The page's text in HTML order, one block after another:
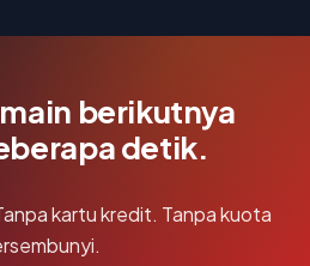
berikutnya
detik.
kartu kredit. Tanpa kuota